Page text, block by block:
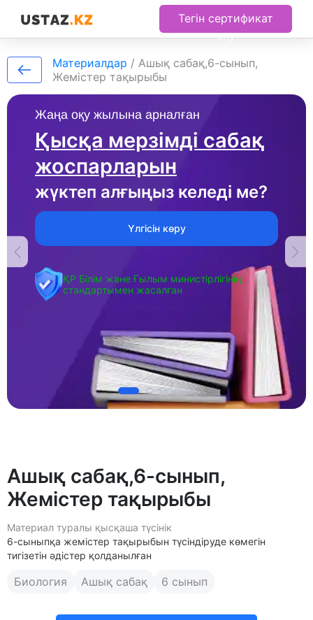
Тегін сертификат
алу
Жаңа оқу жылына арналған
Қысқа мерзімді сабақ
жоспарларын
жүктеп алғыңыз келеді ме?
Үлгісін көру
ҚР Білім және Ғылым министірлігінің
стандартымен жасалған
Материалдар / Ашық сабақ,6-сынып,
Жемістер тақырыбы
Ашық сабақ,6-сынып,
Жемістер тақырыбы
Материал туралы қысқаша түсінік
6-сыныпқа жемістер тақырыбын түсіндіруде көмегін
тигізетін әдістер қолданылған
Биология Ашық сабақ 6 сынып